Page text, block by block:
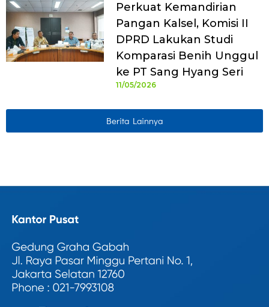
Perkuat Kemandirian
Pangan Kalsel, Komisi II
DPRD Lakukan Studi
Komparasi Benih Unggul
ke PT Sang Hyang Seri
11/05/2026
Berita Lainnya